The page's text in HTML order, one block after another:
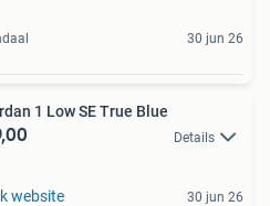
30 jun 26
1 Low SE True Blue
Details
website 30 jun 26